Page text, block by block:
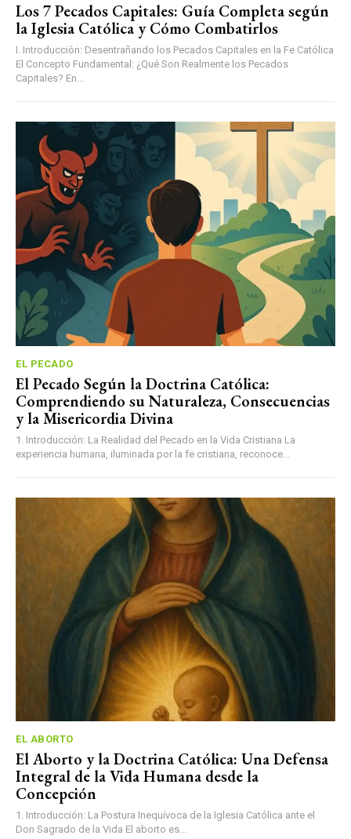
Los 7 Pecados Capitales: Guía Completa según
la Iglesia Católica y Cómo Combatirlos
I. Introducción: Desentrañando los Pecados Capitales en la Fe Católica
El Concepto Fundamental: ¿Qué Son Realmente los Pecados
Capitales? En...
EL PECADO
El Pecado Según la Doctrina Católica:
Comprendiendo su Naturaleza, Consecuencias
y la Misericordia Divina
1. Introducción: La Realidad del Pecado en la Vida Cristiana La
experiencia humana, iluminada por la fe cristiana, reconoce...
EL ABORTO
El Aborto y la Doctrina Católica: Una Defensa
Integral de la Vida Humana desde la
Concepción
1. Introducción: La Postura Inequívoca de la Iglesia Católica ante el
Don Sagrado de la Vida El aborto es...